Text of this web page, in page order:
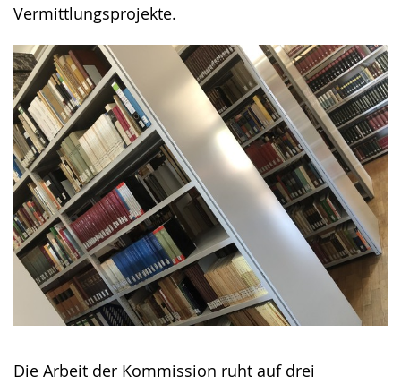
Vermittlungsprojekte.
Die Arbeit der Kommission ruht auf drei